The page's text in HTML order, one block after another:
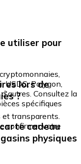
utiliser pour
USDC, Polygon,
Consultez la
spécifiques
lors de
?
transparents.
confirmer votre
cadeau
physiques